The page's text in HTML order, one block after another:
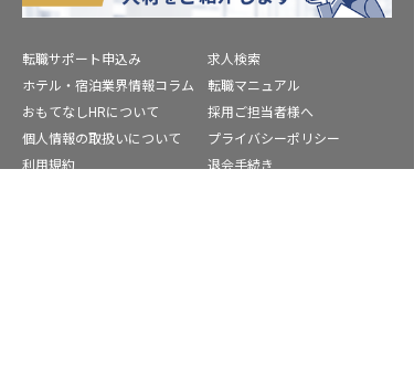
転職サポート申込み
求人検索
ホテル・宿泊業界情報コラム
転職マニュアル
おもてなしHRについて
採用ご担当者様へ
個人情報の取扱いについて
プライバシーポリシー
利用規約
退会手続き